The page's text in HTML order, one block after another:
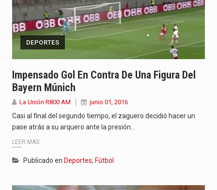
DEPORTES
Impensado Gol En Contra De Una Figura Del
Bayern Múnich
La Unión R800 AM junio 01, 2016
Casi al final del segundo tiempo, el zaguero decidió hacer un
pase atrás a su arquero ante la presión…
LEER MÁS
Publicado en Deportes, Fútbol